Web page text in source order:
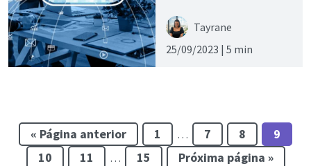
Tayrane
25/09/2023 | 5 min
« Página anterior 1 … 7 8
9
10
11 … 15 Próxima página »